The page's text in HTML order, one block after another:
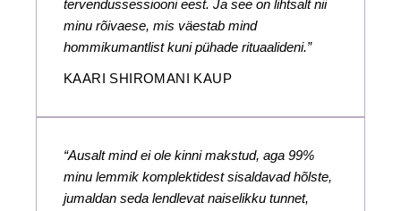
tervendussessiooni eest. Ja see on lihtsalt nii
minu rõivaese, mis väestab mind
hommikumantlist kuni pühade rituaalideni.”
KAARI SHIROMANI KAUP
“Ausalt mind ei ole kinni makstud, aga 99%
minu lemmik komplektidest sisaldavad hõlste,
jumaldan seda lendlevat naiselikku tunnet,